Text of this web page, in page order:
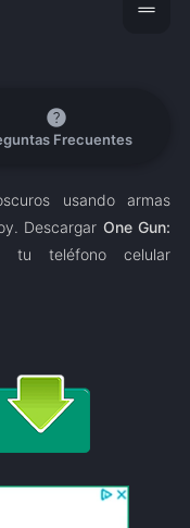
drag_handle
help
Frecuentes
usando armas
Descargar One Gun:
tu teléfono celular